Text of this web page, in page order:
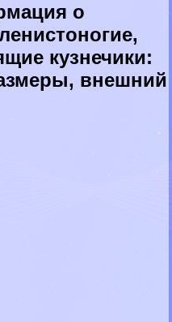
о
кузнечики:
внешний